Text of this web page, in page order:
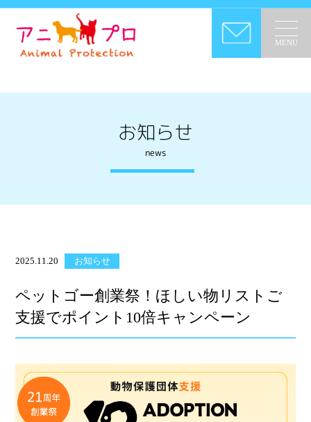
MENU
お知らせ
news
2025.11.20 お知らせ
ペットゴー創業祭！ほしい物リストご
支援でポイント10倍キャンペーン